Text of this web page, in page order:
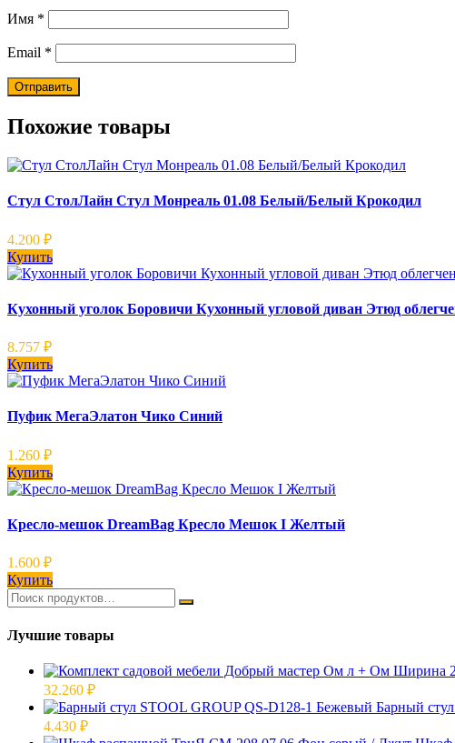
Имя *
Email *
Похожие товары
Стул СтолЛайн Стул Монреаль 01.08 Белый/Белый Крокодил
4.200 ₽
Купить
Кухонный уголок Боровичи Кухонный угловой диван Этюд
8.757 ₽
Купить
Пуфик МегаЭлатон Чико Синий
1.260 ₽
Купить
Кресло-мешок DreamBag Кресло Мешок I Желтый
1.600 ₽
Купить
Лучшие товары
32.260 ₽
Барный
4.430 ₽